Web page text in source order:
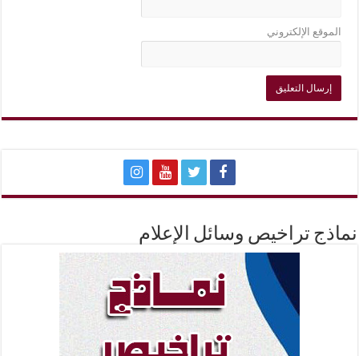
الموقع الإلكتروني
نماذج تراخيص وسائل الإعلام